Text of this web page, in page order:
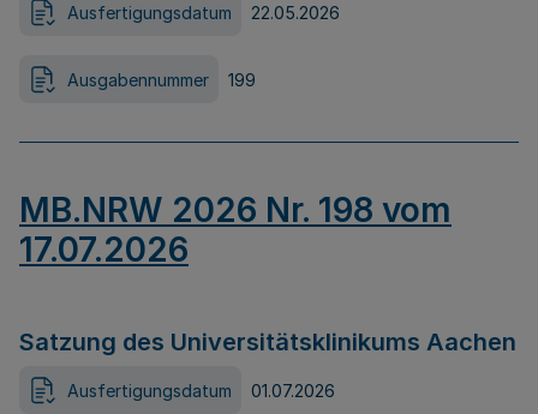
Ausfertigungsdatum 22.05.2026
Ausgabennummer 199
MB.NRW 2026 Nr. 198 vom
17.07.2026
Satzung des Universitätsklinikums Aachen
Ausfertigungsdatum 01.07.2026